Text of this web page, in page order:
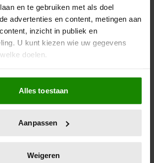
en te gebruiken met als doel
advertenties en content, metingen aan
inzicht in publiek en
U kunt kiezen wie uw gegevens
doelen.
willen we ook graag:
verzamelen over uw geografische
een paar meter nauwkeurig kan zijn
specifieke eigenschappen (fingerprinting)
uw voorkeuren in het
Alles toestaan
Aanpassen
Weigeren